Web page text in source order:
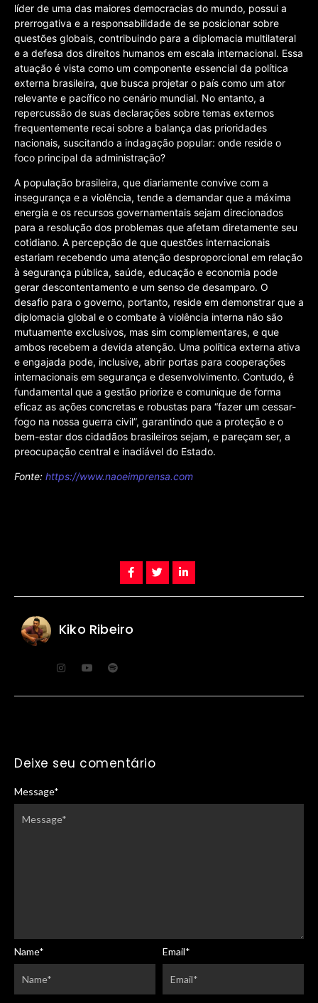
líder de uma das maiores democracias do mundo, possui a
prerrogativa e a responsabilidade de se posicionar sobre
questões globais, contribuindo para a diplomacia multilateral
e a defesa dos direitos humanos em escala internacional. Essa
atuação é vista como um componente essencial da política
externa brasileira, que busca projetar o país como um ator
relevante e pacífico no cenário mundial. No entanto, a
repercussão de suas declarações sobre temas externos
frequentemente recai sobre a balança das prioridades
nacionais, suscitando a indagação popular: onde reside o
foco principal da administração?
A população brasileira, que diariamente convive com a
insegurança e a violência, tende a demandar que a máxima
energia e os recursos governamentais sejam direcionados
para a resolução dos problemas que afetam diretamente seu
cotidiano. A percepção de que questões internacionais
estariam recebendo uma atenção desproporcional em relação
à segurança pública, saúde, educação e economia pode
gerar descontentamento e um senso de desamparo. O
desafio para o governo, portanto, reside em demonstrar que a
diplomacia global e o combate à violência interna não são
mutuamente exclusivos, mas sim complementares, e que
ambos recebem a devida atenção. Uma política externa ativa
e engajada pode, inclusive, abrir portas para cooperações
internacionais em segurança e desenvolvimento. Contudo, é
fundamental que a gestão priorize e comunique de forma
eficaz as ações concretas e robustas para “fazer um cessar-
fogo na nossa guerra civil”, garantindo que a proteção e o
bem-estar dos cidadãos brasileiros sejam, e pareçam ser, a
preocupação central e inadiável do Estado.
Fonte: https://www.naoeimprensa.com
Kiko Ribeiro
Deixe seu comentário
Message*
Name* Email*